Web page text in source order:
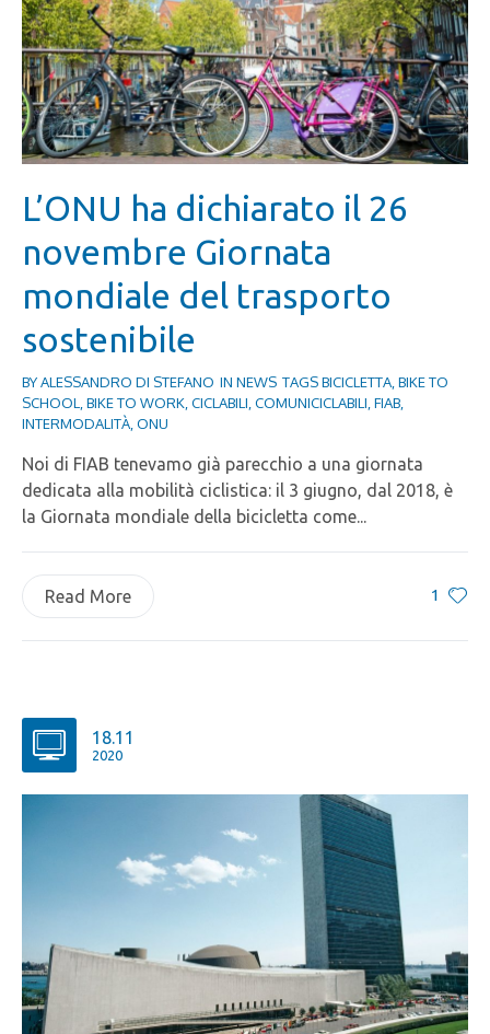
L’ONU ha dichiarato il 26
novembre Giornata
mondiale del trasporto
sostenibile
BYALESSANDRO DI STEFANO IN NEWS TAGSBICICLETTA,BIKE TO
SCHOOL,BIKE TO WORK,CICLABILI,COMUNICICLABILI,FIAB,
INTERMODALITÀ,ONU
Noi di FIAB tenevamo già parecchio a una giornata
dedicata alla mobilità ciclistica: il 3 giugno, dal 2018, è
la Giornata mondiale della bicicletta come...
1
Read More
18.11
2020